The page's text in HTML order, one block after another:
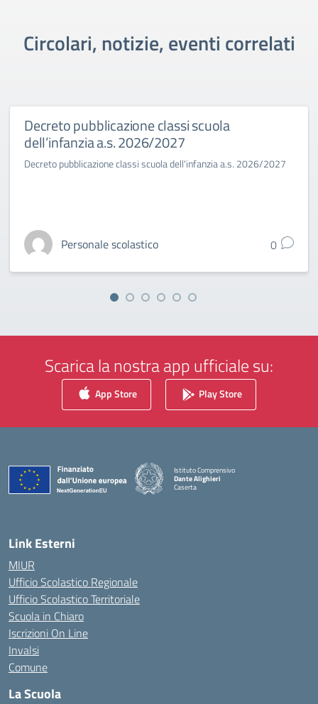
Circolari, notizie, eventi correlati
Decreto pubblicazione classi scuola
dell’infanzia a.s. 2026/2027
Decreto pubblicazione classi scuola dell'infanzia a.s. 2026/2027
Personale scolastico 0
Scarica la nostra app ufficiale su:
App Store Play Store
Istituto Comprensivo
Dante Alighieri
Caserta
Link Esterni
MIUR
Ufficio Scolastico Regionale
Ufficio Scolastico Territoriale
Scuola in Chiaro
Iscrizioni On Line
Invalsi
Comune
La Scuola